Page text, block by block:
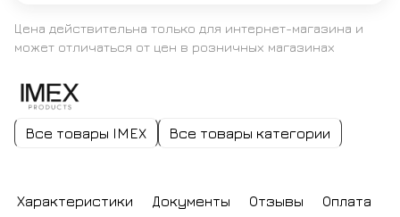
Цена действительна только для интернет-магазина и
может отличаться от цен в розничных магазинах
Все товары IMEX Все товары категории
Характеристики Документы Отзывы Оплата